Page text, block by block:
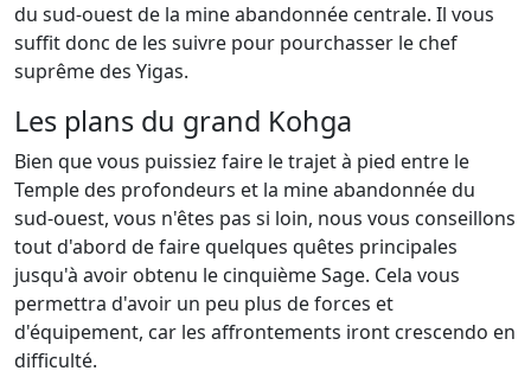
du sud-ouest de la mine abandonnée centrale. Il vous
suffit donc de les suivre pour pourchasser le chef
suprême des Yigas.
Les plans du grand Kohga
Bien que vous puissiez faire le trajet à pied entre le
Temple des profondeurs et la mine abandonnée du
sud-ouest, vous n'êtes pas si loin, nous vous conseillons
tout d'abord de faire quelques quêtes principales
jusqu'à avoir obtenu le cinquième Sage. Cela vous
permettra d'avoir un peu plus de forces et
d'équipement, car les affrontements iront crescendo en
difficulté.